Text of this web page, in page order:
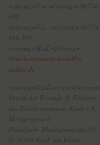
<strong>Fon:</strong> 06774-
400
<strong>Fax.:</strong> 06774-
918 749
<strong>Mail:</strong>
bluechermuseum-kaub@t-
online.de
<strong>Förderverein</strong>
Verein der Freunde & Förderer
des Blüchermuseums Kaub e.V.
Metzgergasse 6
Postalisch: Rheinuferstraße 58
D-56349 Kaub am Rhein